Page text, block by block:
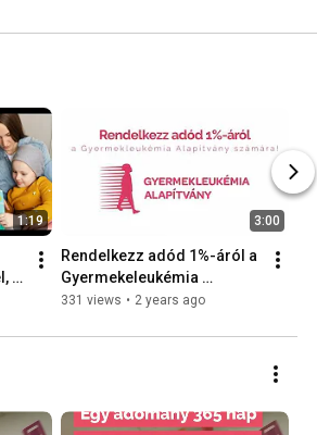
1:19 3:00
Rendelkezz adód 1%-áról a
Gyermekeleukémia
Alapítvány számára! 1%-kal
331 views • 2 years ago